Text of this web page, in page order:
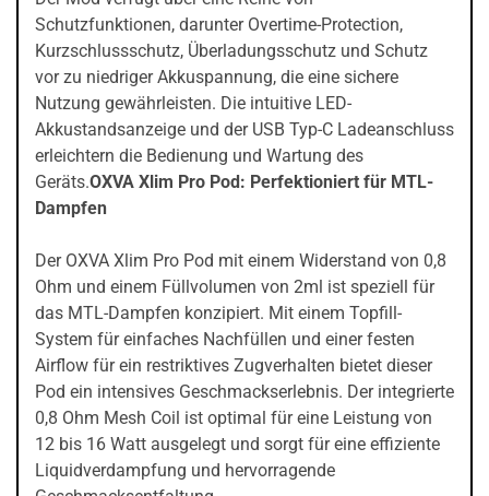
Schutzfunktionen, darunter Overtime-Protection,
Kurzschlussschutz, Überladungsschutz und Schutz
vor zu niedriger Akkuspannung, die eine sichere
Nutzung gewährleisten. Die intuitive LED-
Akkustandsanzeige und der USB Typ-C Ladeanschluss
erleichtern die Bedienung und Wartung des
Geräts.OXVA Xlim Pro Pod: Perfektioniert für MTL-
Dampfen
Der OXVA Xlim Pro Pod mit einem Widerstand von 0,8
Ohm und einem Füllvolumen von 2ml ist speziell für
das MTL-Dampfen konzipiert. Mit einem Topfill-
System für einfaches Nachfüllen und einer festen
Airflow für ein restriktives Zugverhalten bietet dieser
Pod ein intensives Geschmackserlebnis. Der integrierte
0,8 Ohm Mesh Coil ist optimal für eine Leistung von
12 bis 16 Watt ausgelegt und sorgt für eine effiziente
Liquidverdampfung und hervorragende